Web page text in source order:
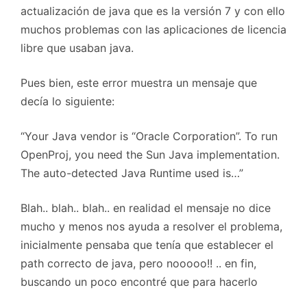
actualización de java que es la versión 7 y con ello
muchos problemas con las aplicaciones de licencia
libre que usaban java.
Pues bien, este error muestra un mensaje que
decía lo siguiente:
“Your Java vendor is “Oracle Corporation”. To run
OpenProj, you need the Sun Java implementation.
The auto-detected Java Runtime used is…”
Blah.. blah.. blah.. en realidad el mensaje no dice
mucho y menos nos ayuda a resolver el problema,
inicialmente pensaba que tenía que establecer el
path correcto de java, pero nooooo!! .. en fin,
buscando un poco encontré que para hacerlo